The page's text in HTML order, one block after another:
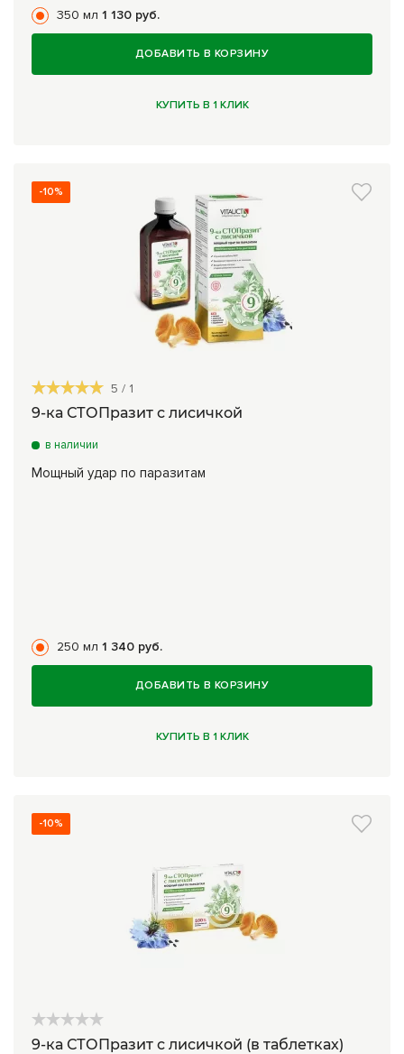
350 мл 1 130 руб.
ДОБАВИТЬ В КОРЗИНУ
КУПИТЬ В 1 КЛИК
-10%
5 / 1
9-ка СТОПразит с лисичкой
в наличии
Мощный удар по паразитам
250 мл 1 340 руб.
ДОБАВИТЬ В КОРЗИНУ
КУПИТЬ В 1 КЛИК
-10%
9-ка СТОПразит с лисичкой (в таблетках)